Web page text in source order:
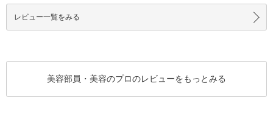
レビュー一覧をみる
美容部員・美容のプロのレビューをもっとみる